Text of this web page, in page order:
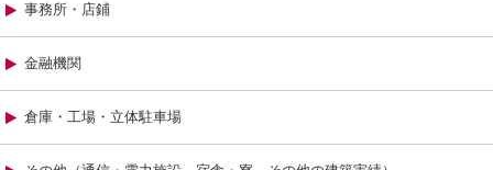
オーヴィジョン桜木
富士見町ビル
グランテリオス舟入中町
ポレスター大町西
事務所・店鋪
金融機関
倉庫・工場・立体駐車場